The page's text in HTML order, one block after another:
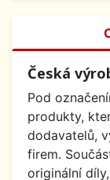
Česká
Pod
produkty,
dodavatelů,
firem.
originální